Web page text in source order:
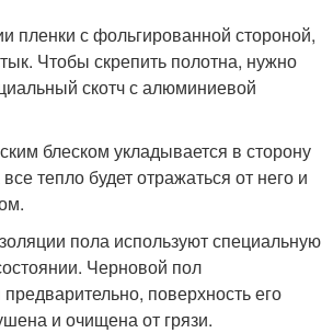
пленки с фольгированной стороной,
Чтобы скрепить полотна, нужно
скотч с алюминиевой
блеском укладывается в сторону
тепло будет отражаться от него и
пола используют специальную
Черновой пол
поверхность его
и очищена от грязи.